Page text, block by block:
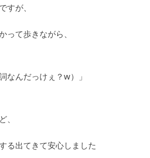
すが、
って歩きながら、
なんだっけぇ？w）」
、
る出てきて安心しました